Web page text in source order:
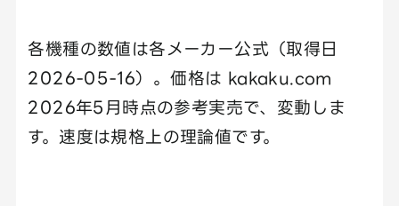
各機種の数値は各メーカー公式（取得日
2026-05-16）。価格は kakaku.com
2026年5月時点の参考実売で、変動しま
す。速度は規格上の理論値です。